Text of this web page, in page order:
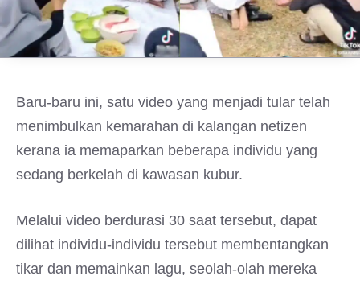
Baru-baru ini, satu video yang menjadi tular telah
menimbulkan kemarahan di kalangan netizen
kerana ia memaparkan beberapa individu yang
sedang berkelah di kawasan kubur.
Melalui video berdurasi 30 saat tersebut, dapat
dilihat individu-individu tersebut membentangkan
tikar dan memainkan lagu, seolah-olah mereka